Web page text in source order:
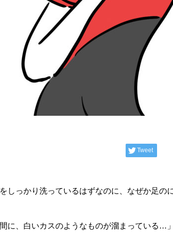
Tweet
しっかり洗っているはずなのに、なぜか足の
に、白いカスのようなものが溜まっている…」